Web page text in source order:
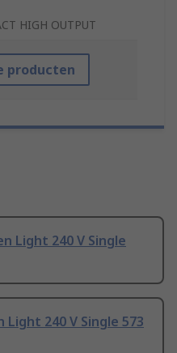
HIGH OUTPUT
producten
Light 240 V Single
Light 240 V Single 573